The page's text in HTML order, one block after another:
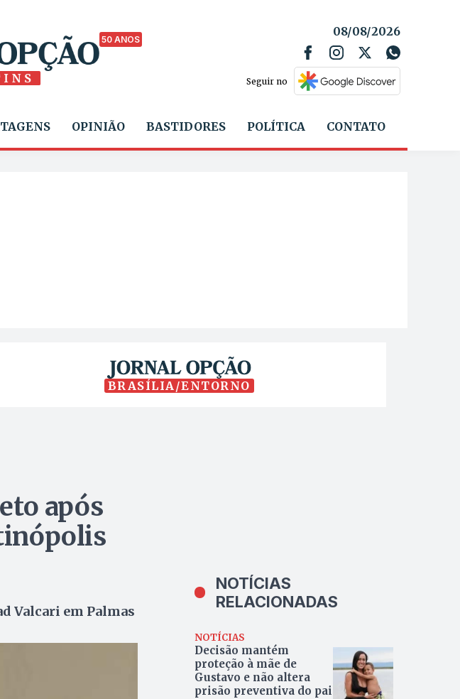
50 ANOS
08/08/2026
Seguir no
OPINIÃO BASTIDORES POLÍTICA CONTATO
BRASÍLIA/ENTORNO
após
Valcari em Palmas
NOTÍCIAS
RELACIONADAS
NOTÍCIAS
Decisão mantém
proteção à mãe de
Gustavo e não altera
prisão preventiva do pai